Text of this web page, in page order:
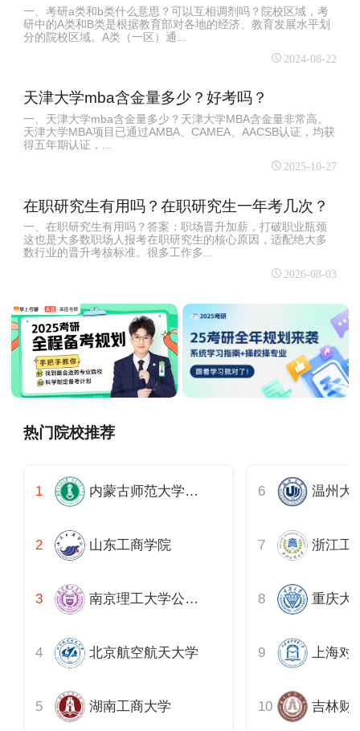
一、考研a类和b类什么意思？可以互相调剂吗？院校区域，考
研中的A类和B类是根据教育部对各地的经济、教育发展水平划
分的院校区域。A类（一区）通...
2024-08-22
天津大学mba含金量多少？好考吗？
一、天津大学mba含金量多少？天津大学MBA含金量非常高‌。
天津大学MBA项目已通过AMBA、CAMEA、AACSB认证，均获
得五年期认证，...
2025-10-27
在职研究生有用吗？在职研究生一年考几次？
一、在职研究生有用吗？答案：职场晋升加薪，打破职业瓶颈
这也是大多数职场人报考在职研究生的核心原因，适配绝大多
数行业的晋升考核标准。很多工作多...
2026-08-03
热门院校推荐
内蒙古师范大学公共管理学院
山东工商学院
南京理工大学公共事务学院
北京航空航天大学
湖南工商大学
温州大
上海
吉林财